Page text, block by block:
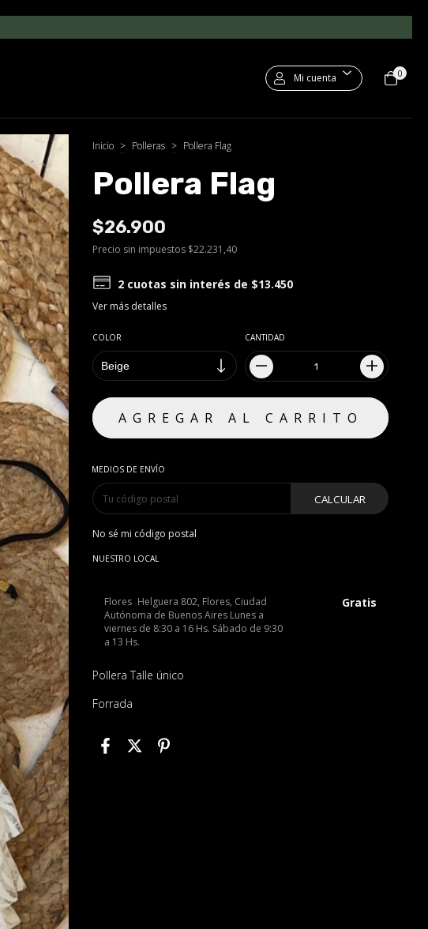
Mi cuenta 0
Inicio > Polleras > Pollera Flag
Pollera Flag
$26.900
Precio sin impuestos $22.231,40
2 cuotas sin interés de $13.450
Ver más detalles
COLOR CANTIDAD
MEDIOS DE ENVÍO
CALCULAR
No sé mi código postal
NUESTRO LOCAL
Flores Helguera 802, Flores, Ciudad
Autónoma de Buenos Aires Lunes a
viernes de 8:30 a 16 Hs. Sábado de 9:30
a 13 Hs.
Gratis
Pollera Talle único
Forrada